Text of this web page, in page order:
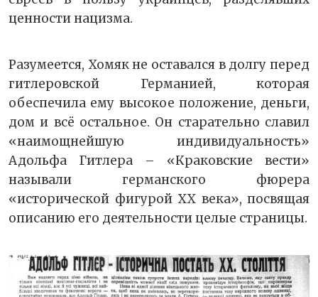
ценности нацизма.
Разумеется, Хомяк не оставался в долгу перед
гитлеровской Германией, которая
обеспечила ему высокое положение, деньги,
дом и всё остальное. Он старательно славил
«наимощнейшую индивидуальность»
Адольфа Гитлера – «Краковские вести»
называли германского фюрера
«исторической фигурой ХХ века», посвящая
описанию его деятельности целые страницы.